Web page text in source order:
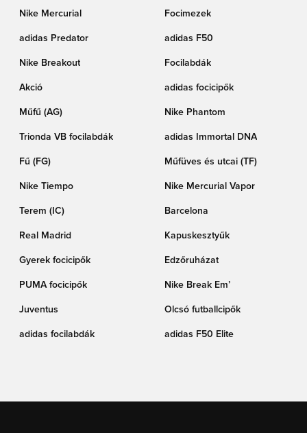
Nike Mercurial Focimezek
adidas Predator adidas F50
Nike Breakout Focilabdák
Akció adidas focicipők
Műfű (AG) Nike Phantom
Trionda VB focilabdák adidas Immortal DNA
Fű (FG) Műfüves és utcai (TF)
Nike Tiempo Nike Mercurial Vapor
Terem (IC) Barcelona
Real Madrid Kapuskesztyűk
Gyerek focicipők Edzőruházat
PUMA focicipők Nike Break Em’
Juventus Olcsó futballcipők
adidas focilabdák adidas F50 Elite